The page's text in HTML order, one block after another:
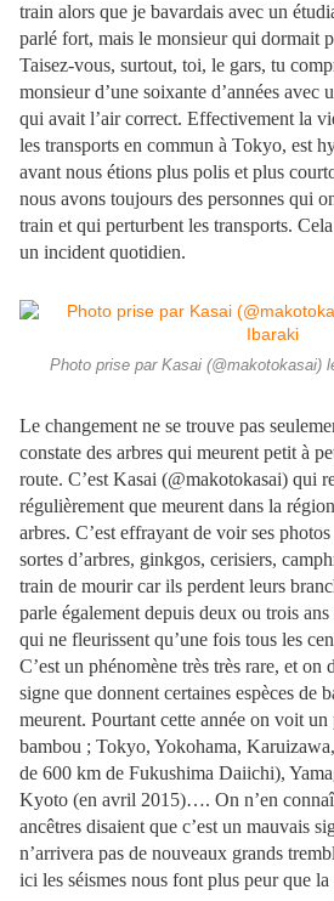
train alors que je bavardais avec un
parlé fort, mais le monsieur qui dormait
Taisez-vous, surtout, toi, le gars, tu
monsieur d’une soixante d’années avec
qui avait l’air correct. Effectivement la
les transports en commun à Tokyo, est
avant nous étions plus polis et plus
nous avons toujours des personnes qui
train et qui perturbent les transports.
un incident quotidien.
Photo prise par Kasai (@makotokasai)
Le changement ne se trouve pas
constate des arbres qui meurent petit à
route. C’est Kasai (@makotokasai) qui
régulièrement que meurent dans la
arbres. C’est effrayant de voir ses
sortes d’arbres, ginkgos, cerisiers,
train de mourir car ils perdent leurs
parle également depuis deux ou trois
qui ne fleurissent qu’une fois tous les
C’est un phénomène très très rare, et
signe que donnent certaines espèces de
meurent. Pourtant cette année on voit
bambou ; Tokyo, Yokohama,
de 600 km de Fukushima Daiichi),
Kyoto (en avril 2015)…. On n’en
ancêtres disaient que c’est un mauvais
n’arrivera pas de nouveaux grands
ici les séismes nous font plus peur que